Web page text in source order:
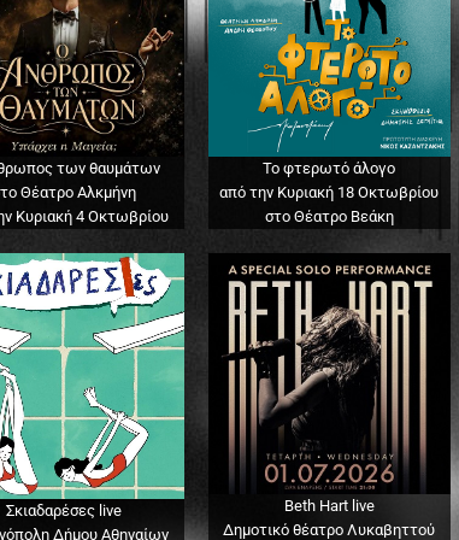
των θαυμάτων
Θέατρο Αλκμήνη
Κυριακή 4 Οκτωβρίου
Το φτερωτό άλογο
από την Κυριακή 18 Οκτωβρίου
στο Θέατρο Βεάκη
Σκιαδαρέσες live
Δήμου Αθηναίων
Beth Hart live
Δημοτικό θέατρο Λυκαβηττού